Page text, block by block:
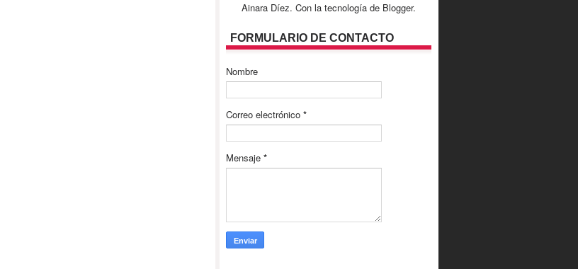
Ainara Díez. Con la tecnología de Blogger.
FORMULARIO DE CONTACTO
Nombre
Correo electrónico *
Mensaje *